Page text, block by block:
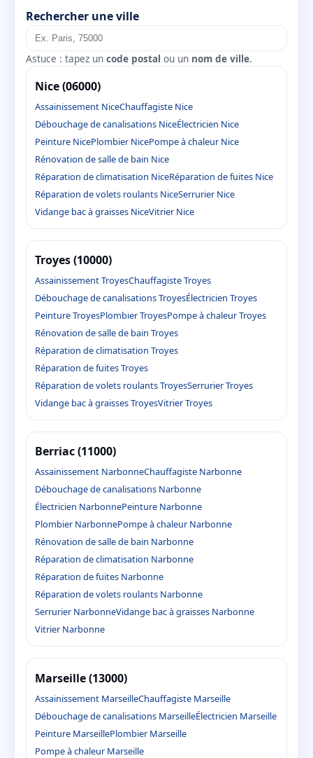
Rechercher une ville
Astuce : tapez un code postal ou un nom de ville.
Nice (06000)
Assainissement NiceChauffagiste Nice
Débouchage de canalisations NiceÉlectricien Nice
Peinture NicePlombier NicePompe à chaleur Nice
Rénovation de salle de bain Nice
Réparation de climatisation NiceRéparation de fuites Nice
Réparation de volets roulants NiceSerrurier Nice
Vidange bac à graisses NiceVitrier Nice
Troyes (10000)
Assainissement TroyesChauffagiste Troyes
Débouchage de canalisations TroyesÉlectricien Troyes
Peinture TroyesPlombier TroyesPompe à chaleur Troyes
Rénovation de salle de bain Troyes
Réparation de climatisation Troyes
Réparation de fuites Troyes
Réparation de volets roulants TroyesSerrurier Troyes
Vidange bac à graisses TroyesVitrier Troyes
Berriac (11000)
Assainissement NarbonneChauffagiste Narbonne
Débouchage de canalisations Narbonne
Électricien NarbonnePeinture Narbonne
Plombier NarbonnePompe à chaleur Narbonne
Rénovation de salle de bain Narbonne
Réparation de climatisation Narbonne
Réparation de fuites Narbonne
Réparation de volets roulants Narbonne
Serrurier NarbonneVidange bac à graisses Narbonne
Vitrier Narbonne
Marseille (13000)
Assainissement MarseilleChauffagiste Marseille
Débouchage de canalisations MarseilleÉlectricien Marseille
Peinture MarseillePlombier Marseille
Pompe à chaleur Marseille